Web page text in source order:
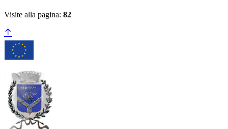
Visite alla pagina: 82